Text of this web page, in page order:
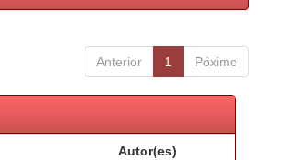
Anterior 1 Póximo
Autor(es)